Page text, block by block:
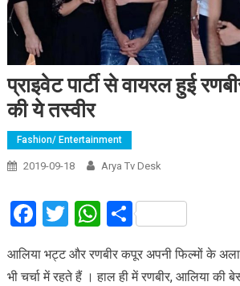
प्राइवेट पार्टी से वायरल हुई
की ये तस्वीर
Fashion/ Entertainment
2019-09-18 Arya Tv Desk
Facebook
Twitter
WhatsApp
Share
आलिया भट्ट और रणबीर कपूर अपनी फिल्मों के
भी चर्चा में रहते हैं । हाल ही में रणबीर, आलिया की